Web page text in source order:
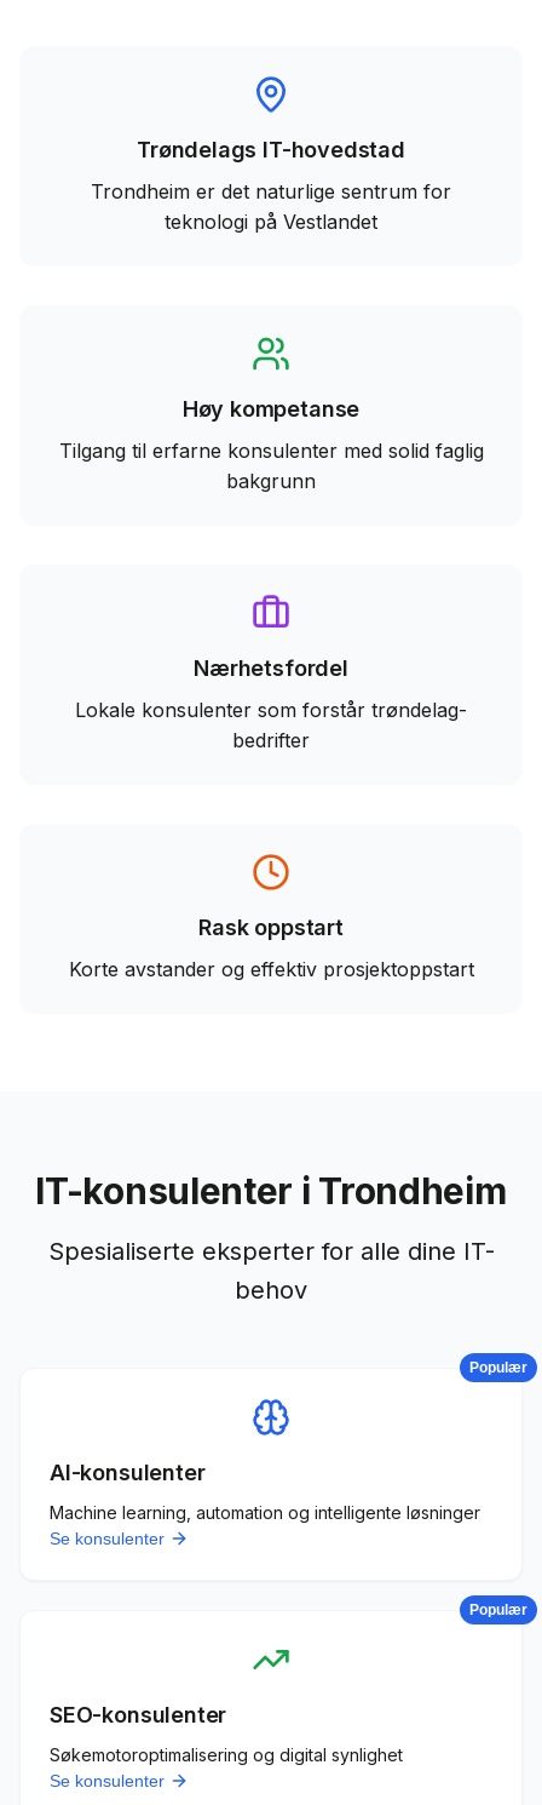
Trøndelags IT-hovedstad
Trondheim er det naturlige sentrum for
teknologi på Vestlandet
Høy kompetanse
Tilgang til erfarne konsulenter med solid faglig
bakgrunn
Nærhetsfordel
Lokale konsulenter som forstår trøndelag-
bedrifter
Rask oppstart
Korte avstander og effektiv prosjektoppstart
IT-konsulenter i Trondheim
Spesialiserte eksperter for alle dine IT-
behov
Populær
AI-konsulenter
Machine learning, automation og intelligente løsninger
Se konsulenter
Populær
SEO-konsulenter
Søkemotoroptimalisering og digital synlighet
Se konsulenter